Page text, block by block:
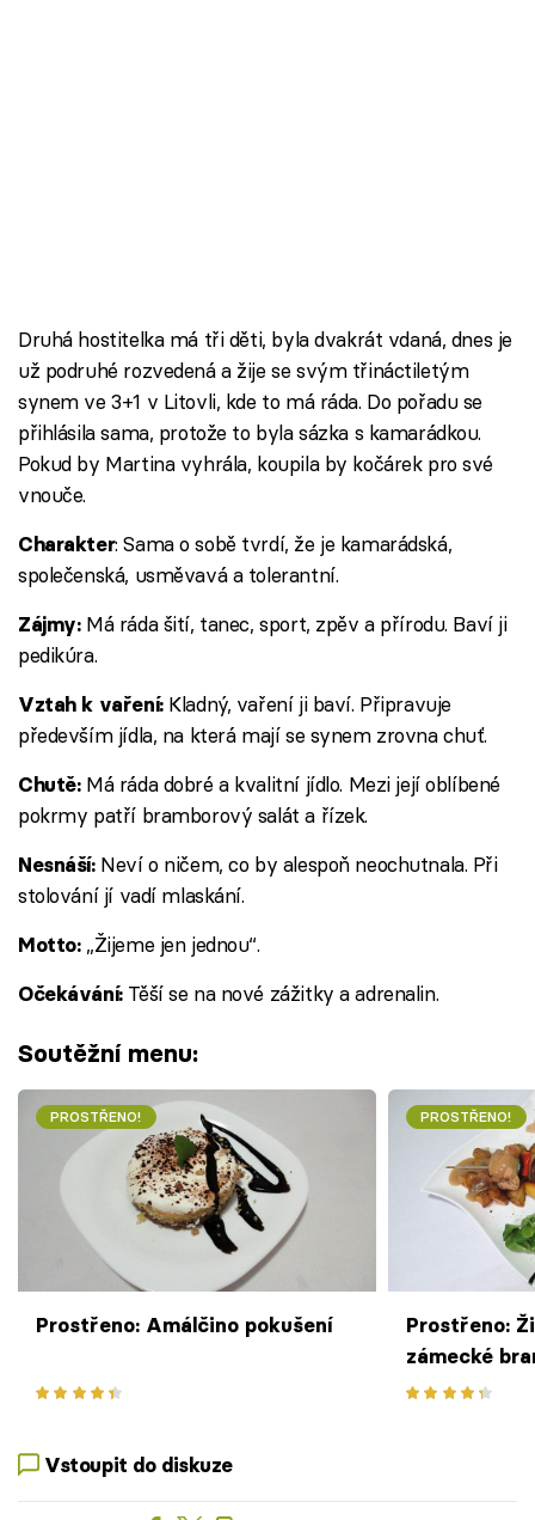
Druhá hostitelka má tři děti, byla dvakrát vdaná, dnes je
už podruhé rozvedená a žije se svým třináctiletým
synem ve 3+1 v Litovli, kde to má ráda. Do pořadu se
přihlásila sama, protože to byla sázka s kamarádkou.
Pokud by Martina vyhrála, koupila by kočárek pro své
vnouče.
Charakter: Sama o sobě tvrdí, že je kamarádská,
společenská, usměvavá a tolerantní.
Zájmy: Má ráda šití, tanec, sport, zpěv a přírodu. Baví ji
pedikúra.
Vztah k vaření: Kladný, vaření ji baví. Připravuje
především jídla, na která mají se synem zrovna chuť.
Chutě: Má ráda dobré a kvalitní jídlo. Mezi její oblíbené
pokrmy patří bramborový salát a řízek.
Nesnáší: Neví o ničem, co by alespoň neochutnala. Při
stolování jí vadí mlaskání.
Motto: „Žijeme jen jednou“.
Očekávání: Těší se na nové zážitky a adrenalin.
Soutěžní menu:
PROSTŘENO!
Prostřeno: Amálčino pokušení
PROSTŘENO!
Prostřeno:
zámecké
Vstoupit do diskuze